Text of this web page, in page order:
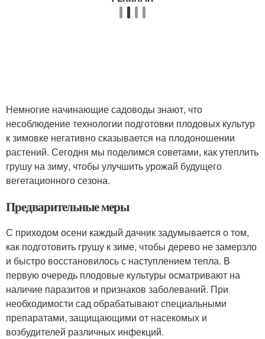
Немногие начинающие садоводы знают, что
несоблюдение технологии подготовки плодовых культур
к зимовке негативно сказывается на плодоношении
растений. Сегодня мы поделимся советами, как утеплить
грушу на зиму, чтобы улучшить урожай будущего
вегетационного сезона.
Предварительные меры
С приходом осени каждый дачник задумывается о том,
как подготовить грушу к зиме, чтобы дерево не замерзло
и быстро восстановилось с наступлением тепла. В
первую очередь плодовые культуры осматривают на
наличие паразитов и признаков заболеваний. При
необходимости сад обрабатывают специальными
препаратами, защищающими от насекомых и
возбудителей различных инфекций.